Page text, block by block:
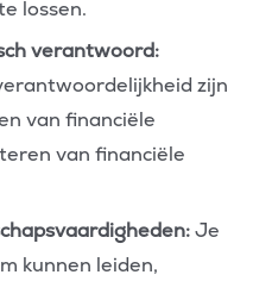
lossen.
verantwoord:
zijn
van financiële
van financiële
Je
kunnen leiden,